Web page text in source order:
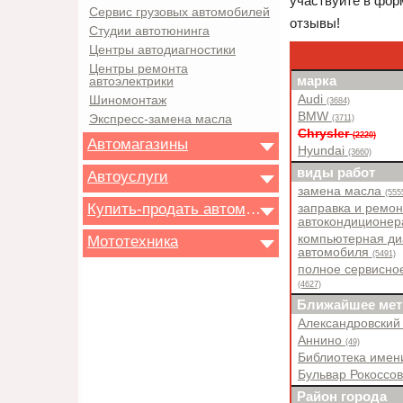
Сервис грузовых автомобилей
Студии автотюнинга
Центры автодиагностики
Центры ремонта
автоэлектрики
Шиномонтаж
Экспресс-замена масла
Автомагазины
Автоуслуги
Купить-продать автомобиль
Мототехника
отзывы!
марка
Audi (3684)
BMW (3711)
Chrysler(2220)
Hyundai (3660)
виды работ
замена масла
заправка и
компьютерная
автомобиля (5491)
полное
(4627)
Ближайшее
Аннино (49)
Библиотека
Бульвар
Район города